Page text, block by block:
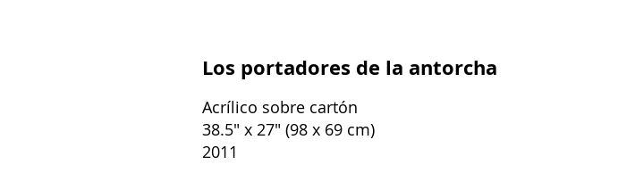
Los portadores de la antorcha
Acrílico sobre cartón
38.5" x 27" (98 x 69 cm)
2011